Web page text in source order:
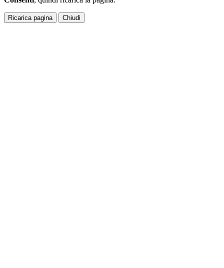
Ricarica pagina Chiudi